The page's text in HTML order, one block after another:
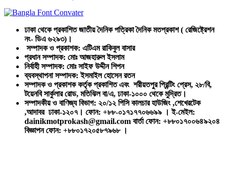
ঢাকা থেকে প্রকাশিত জাতীয় দৈনিক পত্রিকা দৈনিক মতপ্রকাশ ( রেজিষ্ট্রেশন
নং- ডিএ ৬২৯৩)।
সম্পাদক ও প্রকাশক: এটিএম রাকিবুল বাসার
প্রধান সম্পাদক: মোঃ আজহারুল ইসলাম
নির্বাহী সম্পাদক: মোঃ সাইফ উদ্দীন শিপন
ব্যবস্থাপনা সম্পাদক: ইসমাইল হোসেন রতন
সম্পাদক ও প্রকাশক কর্তৃক প্রকাশিত এবং শরীয়তপুর প্রিন্টিং প্রেস, ২৮/বি,
টয়েনবি সার্কুলার রোড, মতিঝিল বা/এ, ঢাকা-১০০০ থেকে মুদ্রিত।
সম্পাদকীয় ও বাণিজ্য বিভাগ: ২০/১২ পিসি কালচার হাউজিং ,শেখেরটেক
,আদাবর ঢাকা-১২০৭। ফোন: +৮৮-০১৭১৭৭০৬৬৯৯ । ই-মেইল:
dainikmotprokash@gmail.com বার্তা ফোন: +৮৮০১৭০০৬৪৯২০৪
বিজ্ঞাপন ফোন: +৮৮০১৭২০৫৮৭৯৬৮ ।